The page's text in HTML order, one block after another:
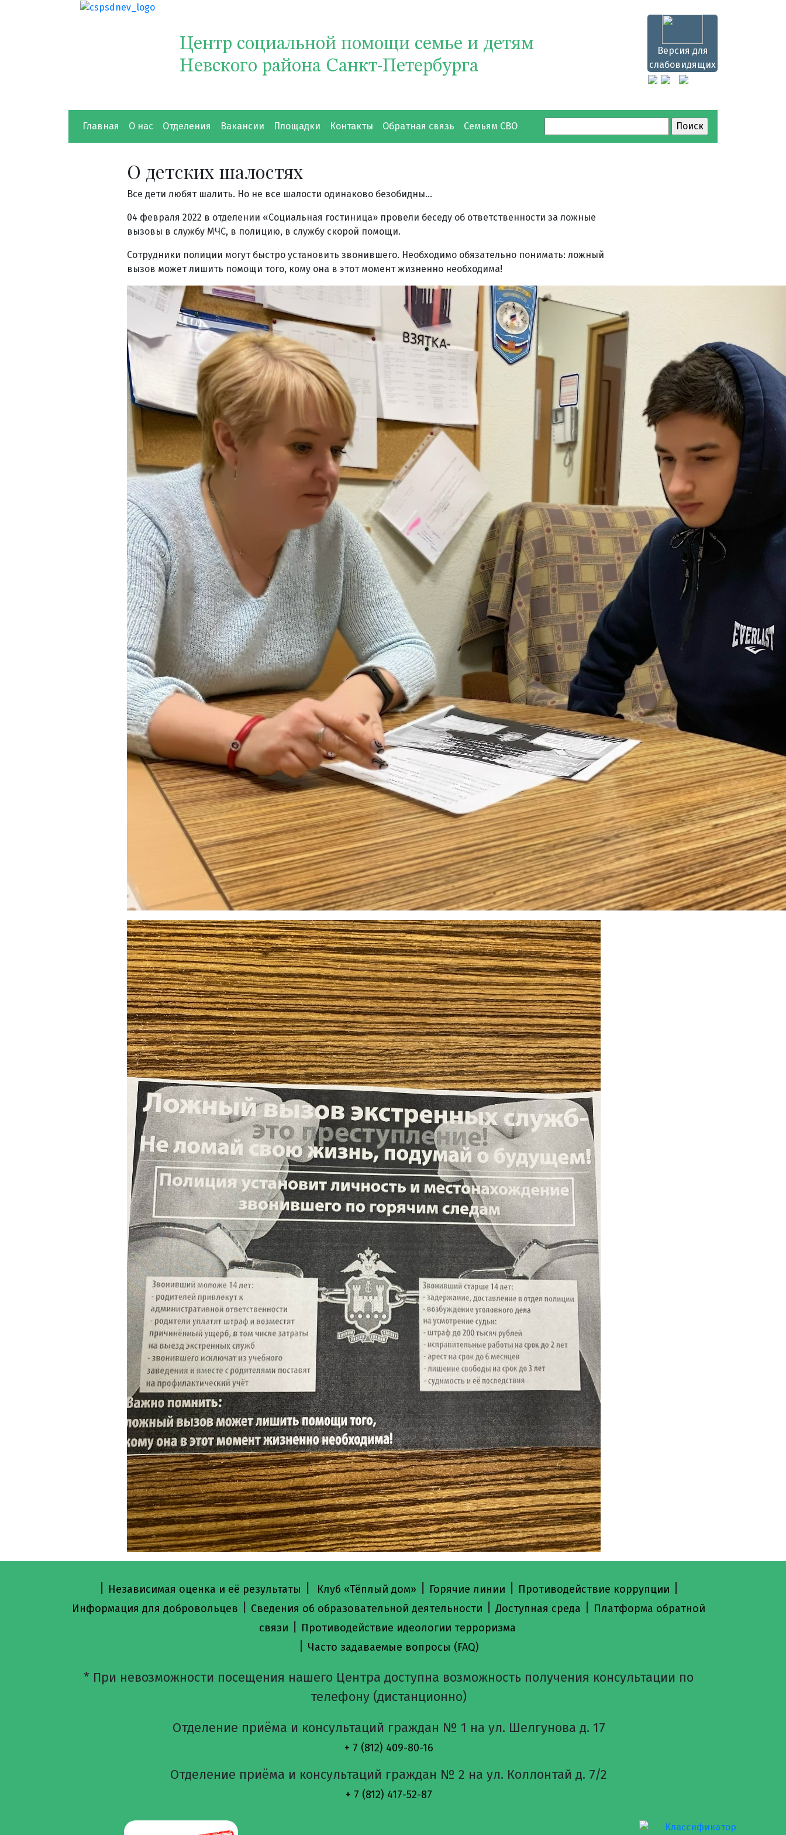
Центр социальной помощи семье и детям
Невского района Санкт-Петербурга
Версия для
слабовидящих
Главная О нас Отделения Вакансии Площадки Контакты Обратная связь Семьям СВО
Найти:
О детских шалостях
Все дети любят шалить. Но не все шалости одинаково безобидны…
04 февраля 2022 в отделении «Социальная гостиница» провели беседу об ответственности за ложные
вызовы в службу МЧС, в полицию, в службу скорой помощи.
Сотрудники полиции могут быстро установить звонившего. Необходимо обязательно понимать: ложный
вызов может лишить помощи того, кому она в этот момент жизненно необходима!
Независимая оценка и её результаты Клуб «Тёплый дом» Горячие линии Противодействие коррупции
Информация для добровольцев Сведения об образовательной деятельности Доступная среда
Платформа обратной
связи
Противодействие идеологии терроризма
Часто задаваемые вопросы (FAQ)
* При невозможности посещения нашего Центра доступна возможность получения консультации по
телефону (дистанционно)
Отделение приёма и консультаций граждан № 1 на ул. Шелгунова д. 17
+ 7 (812) 409-80-16
Отделение приёма и консультаций граждан № 2 на ул. Коллонтай д. 7/2
+ 7 (812) 417-52-87